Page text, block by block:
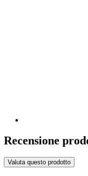
Recensione
Valuta questo prodotto